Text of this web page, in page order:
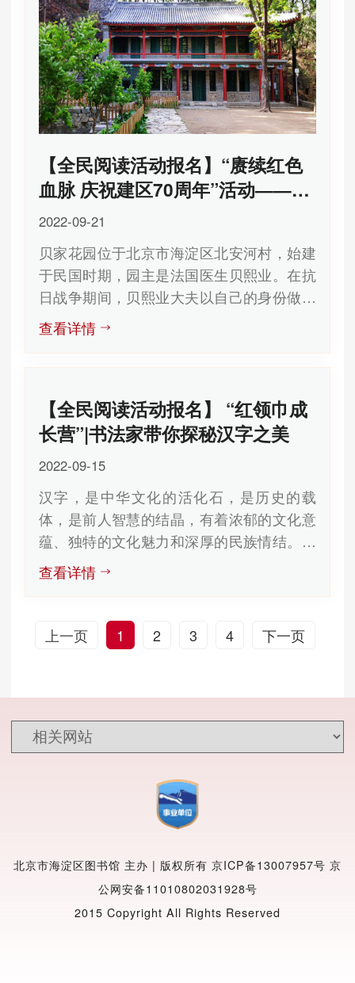
【全民阅读活动报名】“赓续红色
血脉 庆祝建区70周年”活动——探
寻西山脚下的“自行车驼峰航线”
2022-09-21
贝家花园位于北京市海淀区北安河村，始建
于民国时期，园主是法国医生贝熙业。在抗
日战争期间，贝熙业大夫以自己的身份做掩
护，将一批批地下党员、爱国青年以...
查看详情
【全民阅读活动报名】 “红领巾成
长营”|书法家带你探秘汉字之美
2022-09-15
汉字，是中华文化的活化石，是历史的载
体，是前人智慧的结晶，有着浓郁的文化意
蕴、独特的文化魅力和深厚的民族情结。一
字为一史，一字一故事。汉字之美，美...
查看详情
上一页 1 2 3 4 下一页
北京市海淀区图书馆 主办 | 版权所有 京ICP备13007957号 京
公网安备11010802031928号
2015 Copyright All Rights Reserved